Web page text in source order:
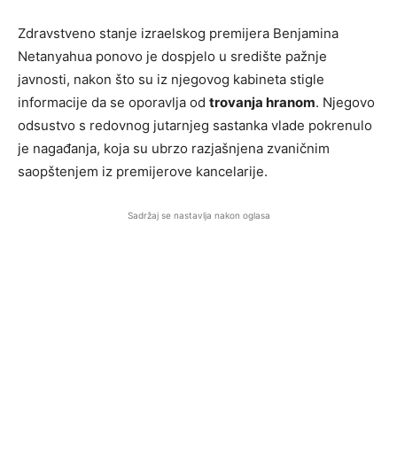
Zdravstveno stanje izraelskog premijera Benjamina
Netanyahua ponovo je dospjelo u središte pažnje
javnosti, nakon što su iz njegovog kabineta stigle
informacije da se oporavlja od trovanja hranom. Njegovo
odsustvo s redovnog jutarnjeg sastanka vlade pokrenulo
je nagađanja, koja su ubrzo razjašnjena zvaničnim
saopštenjem iz premijerove kancelarije.
Sadržaj se nastavlja nakon oglasa